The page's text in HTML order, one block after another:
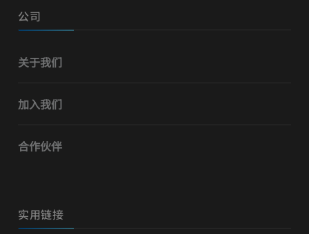
公司
关于我们
加入我们
合作伙伴
实用链接